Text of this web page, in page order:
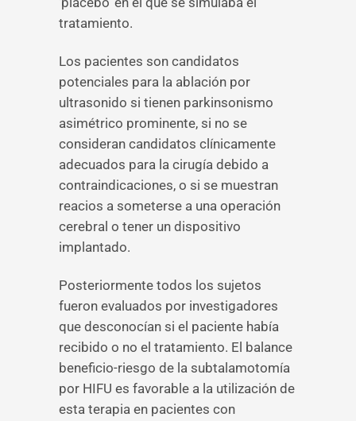
tratamiento.
Los pacientes son candidatos
potenciales para la ablación por
ultrasonido si tienen parkinsonismo
asimétrico prominente, si no se
consideran candidatos clínicamente
adecuados para la cirugía debido a
contraindicaciones, o si se muestran
reacios a someterse a una operación
cerebral o tener un dispositivo
implantado.
Posteriormente todos los sujetos
fueron evaluados por investigadores
que desconocían si el paciente había
recibido o no el tratamiento. El balance
beneficio-riesgo de la subtalamotomía
por HIFU es favorable a la utilización de
esta terapia en pacientes con